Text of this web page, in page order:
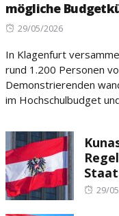
mögliche
Posted
29/05/2026
In Klagenfurt
rund 1.200 Personen
Demonstrierenden
im Hochschulbudget
29/